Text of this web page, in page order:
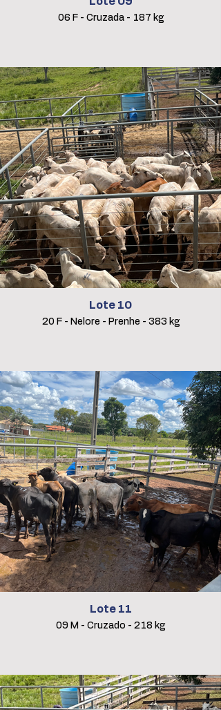
06 F - Cruzada - 187 kg
Lote 10
20 F - Nelore - Prenhe - 383 kg
Lote 11
09 M - Cruzado - 218 kg